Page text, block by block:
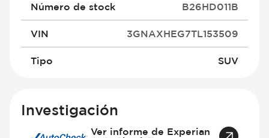
Número de stock B26HD011B
VIN 3GNAXHEG7TL153509
Tipo SUV
Investigación
Ver informe de Experian